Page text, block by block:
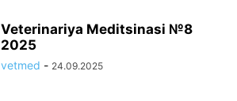
Veterinariya Meditsinasi №8
2025
vetmed - 24.09.2025